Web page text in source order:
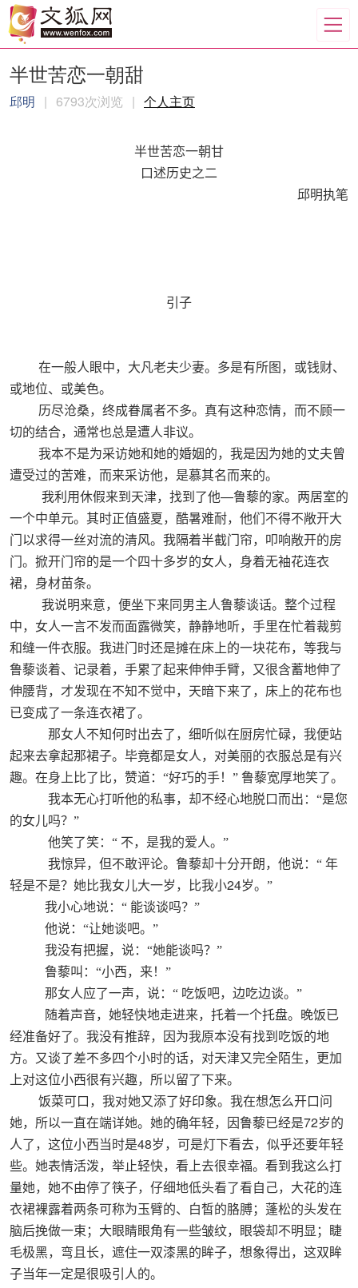
半世苦恋一朝甜
邱明 | 6793次浏览 | 个人主页
半世苦恋一朝甘
口述历史之二
邱明执笔
引子
在一般人眼中，大凡老夫少妻。多是有所图，或钱财、
或地位、或美色。
历尽沧桑，终成眷属者不多。真有这种恋情，而不顾一
切的结合，通常也总是遭人非议。
我本不是为采访她和她的婚姻的，我是因为她的丈夫曾
遭受过的苦难，而来采访他，是慕其名而来的。
我利用休假来到天津，找到了他—鲁藜的家。两居室的
一个中单元。其时正值盛夏，酷暑难耐，他们不得不敞开大
门以求得一丝对流的清风。我隔着半截门帘，叩响敞开的房
门。掀开门帘的是一个四十多岁的女人，身着无袖花连衣
裙，身材苗条。
我说明来意，便坐下来同男主人鲁藜谈话。整个过程
中，女人一言不发而面露微笑，静静地听，手里在忙着裁剪
和缝一件衣服。我进门时还是摊在床上的一块花布，等我与
鲁藜谈着、记录着，手累了起来伸伸手臂，又很含蓄地伸了
伸腰背，才发现在不知不觉中，天暗下来了，床上的花布也
已变成了一条连衣裙了。
那女人不知何时出去了，细听似在厨房忙碌，我便站
起来去拿起那裙子。毕竟都是女人，对美丽的衣服总是有兴
趣。在身上比了比，赞道：“好巧的手！” 鲁藜宽厚地笑了。
我本无心打听他的私事，却不经心地脱口而出：“是您
的女儿吗？”
他笑了笑：“ 不，是我的爱人。”
我惊异，但不敢评论。鲁藜却十分开朗，他说：“ 年
轻是不是？她比我女儿大一岁，比我小24岁。”
我小心地说：“ 能谈谈吗？”
他说：“让她谈吧。”
我没有把握，说：“她能谈吗？”
鲁藜叫：“小西，来！”
那女人应了一声，说：“ 吃饭吧，边吃边谈。”
随着声音，她轻快地走进来，托着一个托盘。晚饭已
经准备好了。我没有推辞，因为我原本没有找到吃饭的地
方。又谈了差不多四个小时的话，对天津又完全陌生，更加
上对这位小西很有兴趣，所以留了下来。
饭菜可口，我对她又添了好印象。我在想怎么开口问
她，所以一直在端详她。她的确年轻，因鲁藜已经是72岁的
人了，这位小西当时是48岁，可是灯下看去，似乎还要年轻
些。她表情活泼，举止轻快，看上去很幸福。看到我这么打
量她，她不由停了筷子，仔细地低头看了看自己，大花的连
衣裙裸露着两条可称为玉臂的、白皙的胳膊；蓬松的头发在
脑后挽做一束；大眼睛眼角有一些皱纹，眼袋却不明显；睫
毛极黑，弯且长，遮住一双漆黑的眸子，想象得出，这双眸
子当年一定是很吸引人的。